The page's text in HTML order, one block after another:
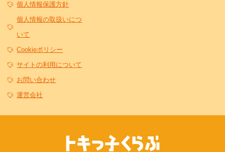
個人情報保護方針
個人情報の取扱いにつ
いて
Cookieポリシー
サイトの利用について
お問い合わせ
運営会社